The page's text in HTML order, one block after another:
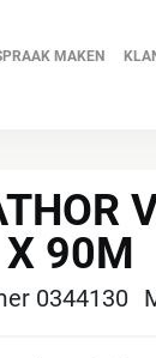
MAKEN
90M
0344130